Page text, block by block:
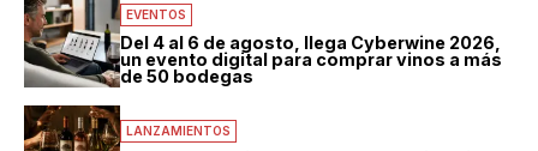
EVENTOS
Del 4 al 6 de agosto, llega Cyberwine 2026,
un evento digital para comprar vinos a más
de 50 bodegas
LANZAMIENTOS